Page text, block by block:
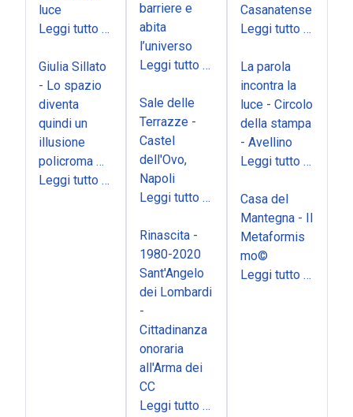
luce
Leggi tutto …
Giulia Sillato
- Lo spazio
diventa
quindi un
illusione
policroma …
Leggi tutto …
barriere e
abita
l’universo
Leggi tutto …
Sale delle
Terrazze -
Castel
dell'Ovo,
Napoli
Leggi tutto …
Rinascita -
1980-2020
Sant'Angelo
dei Lombardi
-
Cittadinanza
onoraria
all'Arma dei
CC
Leggi tutto …
Casanatense
Leggi tutto …
La parola
incontra la
luce - Circolo
della stampa
- Avellino
Leggi tutto …
Casa del
Mantegna - Il
Metaformis
mo©
Leggi tutto …